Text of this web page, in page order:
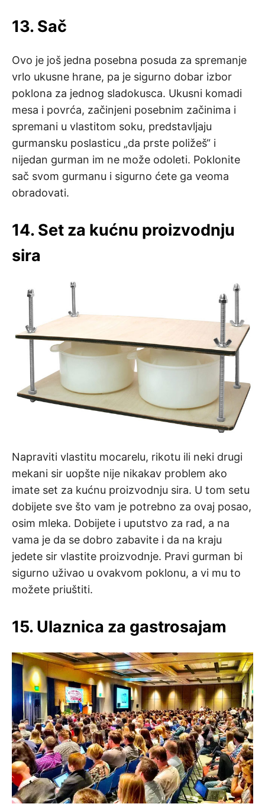
13. Sač
Ovo je još jedna posebna posuda za spremanje
vrlo ukusne hrane, pa je sigurno dobar izbor
poklona za jednog sladokusca. Ukusni komadi
mesa i povrća, začinjeni posebnim začinima i
spremani u vlastitom soku, predstavljaju
gurmansku poslasticu „da prste poližeš“ i
nijedan gurman im ne može odoleti. Poklonite
sač svom gurmanu i sigurno ćete ga veoma
obradovati.
14. Set za kućnu proizvodnju
sira
Napraviti vlastitu mocarelu, rikotu ili neki drugi
mekani sir uopšte nije nikakav problem ako
imate set za kućnu proizvodnju sira. U tom setu
dobijete sve što vam je potrebno za ovaj posao,
osim mleka. Dobijete i uputstvo za rad, a na
vama je da se dobro zabavite i da na kraju
jedete sir vlastite proizvodnje. Pravi gurman bi
sigurno uživao u ovakvom poklonu, a vi mu to
možete priuštiti.
15. Ulaznica za gastrosajam